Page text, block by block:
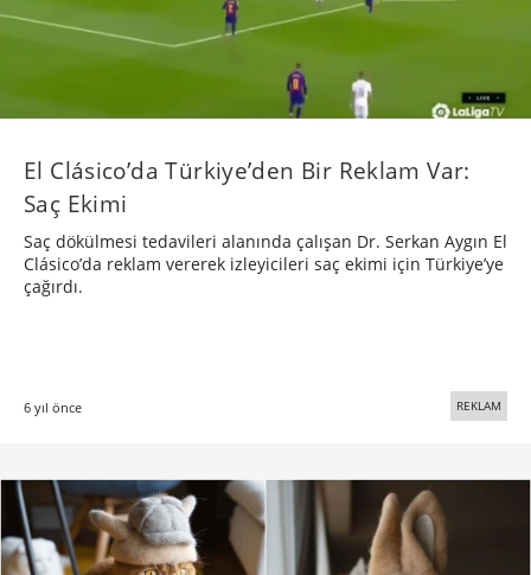
El Clásico’da Türkiye’den Bir Reklam Var:
Saç Ekimi
Saç dökülmesi tedavileri alanında çalışan Dr. Serkan Aygın El
Clásico’da reklam vererek izleyicileri saç ekimi için Türkiye’ye
çağırdı.
6 yıl önce REKLAM